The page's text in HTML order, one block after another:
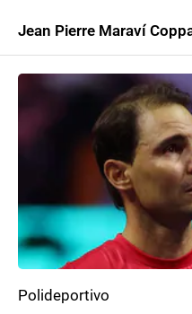
Jean Pierre Maraví
Polideportivo